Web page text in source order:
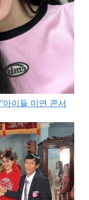
아이들 미연 콘서